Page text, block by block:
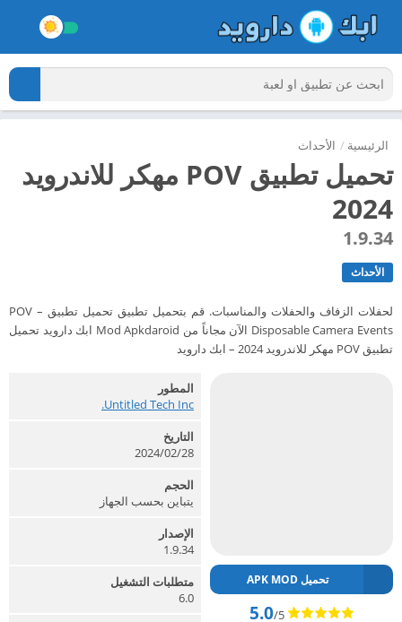
الرئيسية / الأحداث
تحميل تطبيق POV مهكر للاندرويد
2024
1.9.34
الأحداث
لحفلات الزفاف والحفلات والمناسبات. قم بتحميل تطبيق تحميل تطبيق POV –
Disposable Camera Events الآن مجاناً من Mod Apkdaroid ابك دارويد تحميل
تطبيق POV مهكر للاندرويد 2024 – ابك دارويد
تحميل APK MOD
5.0/5
المطور
Untitled Tech Inc.‏
التاريخ
2024/02/28
الحجم
يتباين بحسب الجهاز
الإصدار
1.9.34
متطلبات التشغيل
6.0